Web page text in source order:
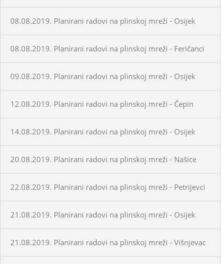
08.08.2019. Planirani radovi na plinskoj mreži - Osijek
08.08.2019. Planirani radovi na plinskoj mreži - Feričanci
09.08.2019. Planirani radovi na plinskoj mreži - Osijek
12.08.2019. Planirani radovi na plinskoj mreži - Čepin
14.08.2019. Planirani radovi na plinskoj mreži - Osijek
20.08.2019. Planirani radovi na plinskoj mreži - Našice
22.08.2019. Planirani radovi na plinskoj mreži - Petrijevci
21.08.2019. Planirani radovi na plinskoj mreži - Osijek
21.08.2019. Planirani radovi na plinskoj mreži - Višnjevac